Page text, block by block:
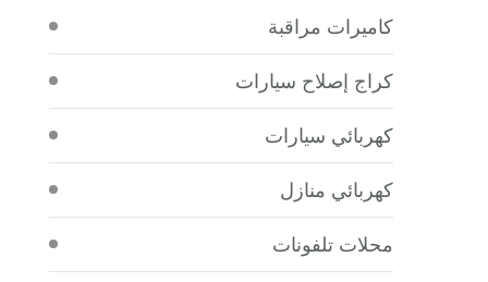
كاميرات مراقبة
كراج إصلاح سيارات
كهربائي سيارات
كهربائي منازل
محلات تلفونات